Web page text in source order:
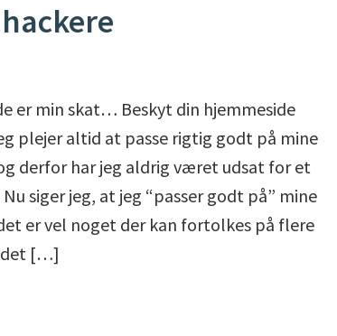
er min skat… Beskyt din hjemmeside
plejer altid at passe rigtig godt på mine
derfor har jeg aldrig været udsat for et
siger jeg, at jeg “passer godt på” mine
er vel noget der kan fortolkes på flere
det […]